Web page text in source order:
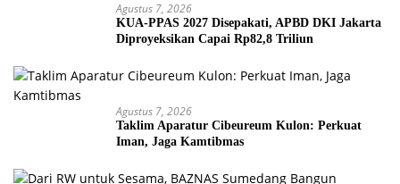
Agustus 7, 2026
KUA-PPAS 2027 Disepakati, APBD DKI Jakarta
Diproyeksikan Capai Rp82,8 Triliun
Agustus 7, 2026
Taklim Aparatur Cibeureum Kulon: Perkuat
Iman, Jaga Kamtibmas